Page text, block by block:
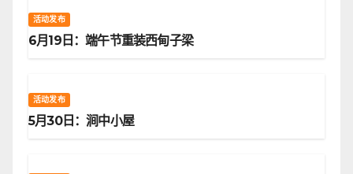
活动发布
6月19日：端午节重装西甸子梁
活动发布
5月30日：涧中小屋